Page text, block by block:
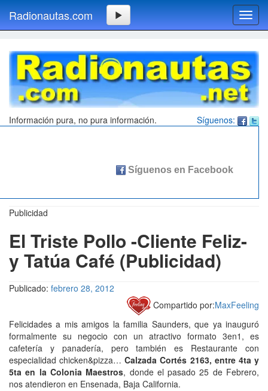
Radionautas.com
Síguenos:
Información pura, no pura información.
Publicidad
El Triste Pollo -Cliente Feliz-
y Tatúa Café (Publicidad)
Publicado: febrero 28, 2012
Compartido por:MaxFeeling
Felicidades a mis amigos la familia Saunders, que ya inauguró
formalmente su negocio con un atractivo formato 3en1, es
cafetería y panadería, pero también es Restaurante con
especialidad chicken&pizza…Calzada Cortés 2163, entre 4ta y
5ta en la Colonia Maestros, donde el pasado 25 de Febrero,
nos atendieron en Ensenada, Baja California.